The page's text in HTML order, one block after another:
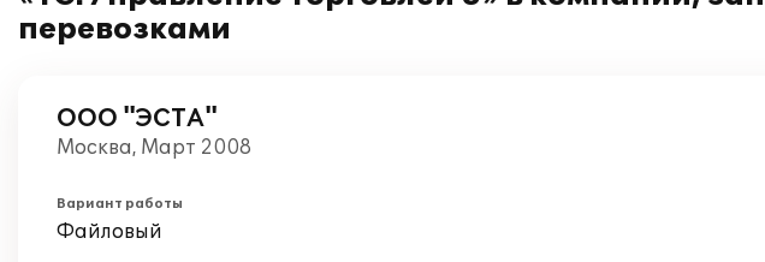
перевозками
ООО "ЭСТА"
Москва, Март 2008
Вариант работы
Файловый